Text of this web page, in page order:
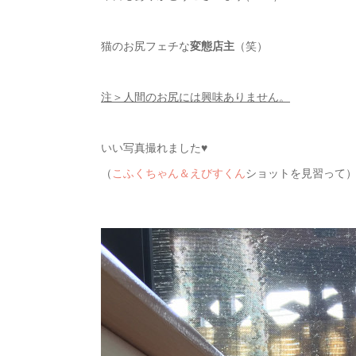
猫のお尻フェチな変態店主 （笑）
注＞人間のお尻には興味ありません。
いい写真撮れました♥
（ こふくちゃん＆えびすくんショットを見習って